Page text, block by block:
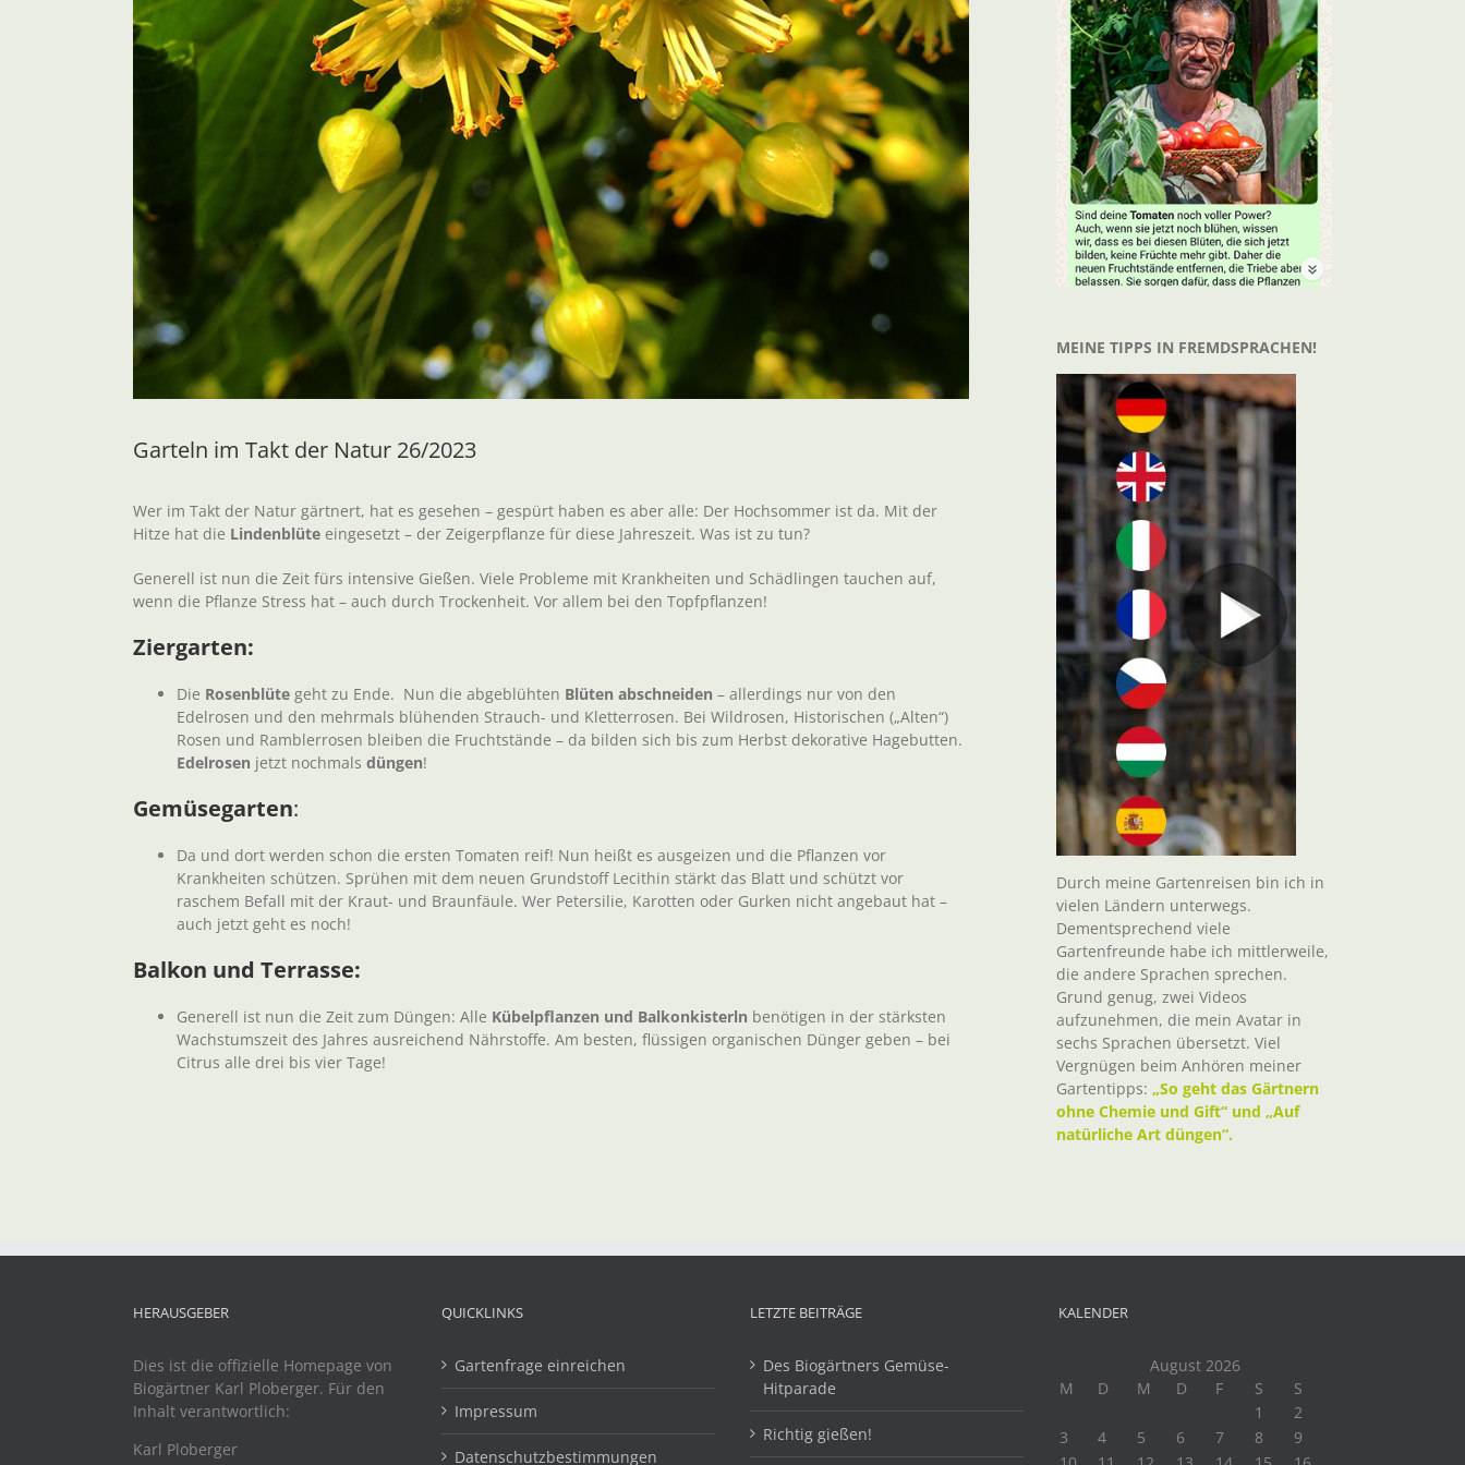
Garteln im Takt der Natur 26/2023
Wer im Takt der Natur gärtnert, hat es gesehen – gespürt haben es aber alle: Der Hochsommer ist da. Mit der
Hitze hat die Lindenblüte eingesetzt – der Zeigerpflanze für diese Jahreszeit. Was ist zu tun?
Generell ist nun die Zeit fürs intensive Gießen. Viele Probleme mit Krankheiten und Schädlingen tauchen auf,
wenn die Pflanze Stress hat – auch durch Trockenheit. Vor allem bei den Topfpflanzen!
Ziergarten:
Die Rosenblüte geht zu Ende. Nun die abgeblühten Blüten abschneiden – allerdings nur von den
Edelrosen und den mehrmals blühenden Strauch- und Kletterrosen. Bei Wildrosen, Historischen („Alten“)
Rosen und Ramblerrosen bleiben die Fruchtstände – da bilden sich bis zum Herbst dekorative Hagebutten.
Edelrosen jetzt nochmals düngen!
Gemüsegarten:
Da und dort werden schon die ersten Tomaten reif! Nun heißt es ausgeizen und die Pflanzen vor
Krankheiten schützen. Sprühen mit dem neuen Grundstoff Lecithin stärkt das Blatt und schützt vor
raschem Befall mit der Kraut- und Braunfäule. Wer Petersilie, Karotten oder Gurken nicht angebaut hat –
auch jetzt geht es noch!
Balkon und Terrasse:
Generell ist nun die Zeit zum Düngen: Alle Kübelpflanzen und Balkonkisterln benötigen in der stärksten
Wachstumszeit des Jahres ausreichend Nährstoffe. Am besten, flüssigen organischen Dünger geben – bei
Citrus alle drei bis vier Tage!
MEINE TIPPS IN FREMDSPRACHEN!
Durch meine Gartenreisen bin ich in
vielen Ländern unterwegs.
Dementsprechend viele
Gartenfreunde habe ich mittlerweile,
die andere Sprachen sprechen.
Grund genug, zwei Videos
aufzunehmen, die mein Avatar in
sechs Sprachen übersetzt. Viel
Vergnügen beim Anhören meiner
Gartentipps: „So geht das Gärtnern
ohne Chemie und Gift“ und „Auf
natürliche Art düngen“.
HERAUSGEBER
Dies ist die offizielle Homepage von
Biogärtner Karl Ploberger. Für den
Inhalt verantwortlich:
Karl Ploberger
QUICKLINKS
Gartenfrage einreichen
Impressum
Datenschutzbestimmungen
LETZTE BEITRÄGE
Des Biogärtners Gemüse-
Hitparade
Richtig gießen!
KALENDER
August 2026
M
D M D F S
S
1
2
3
4 5 6 7 8
9